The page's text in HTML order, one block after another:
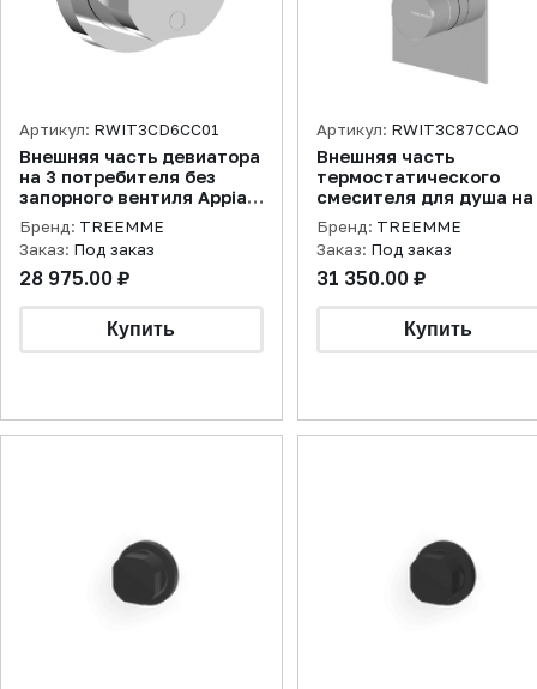
Артикул: RWIT3CD6CC01
Внешняя часть девиатора
на 3 потребителя без
запорного вентиля Appia,
хром
Бренд: TREEMME
Заказ: Под заказ
28 975.00 ₽
Артикул: RWIT3C87CCAO
Внешняя часть
термостатического
смесителя для душа на
потребителя Appia,
Бренд: TREEMME
Заказ: Под заказ
31 350.00 ₽